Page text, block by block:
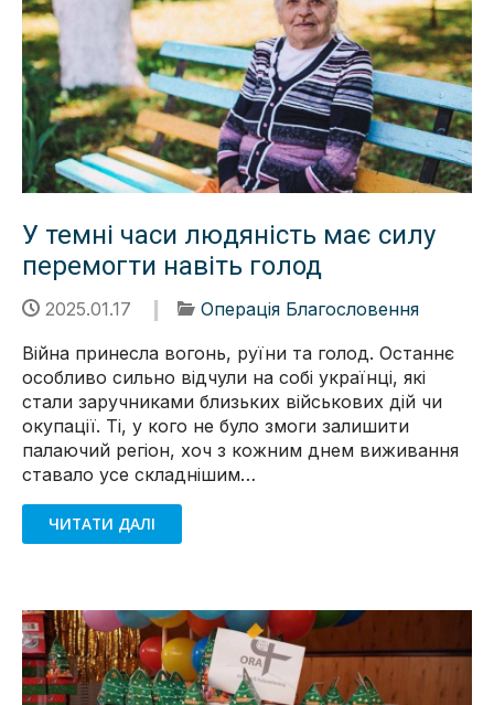
У темні часи людяність має силу
перемогти навіть голод
2025.01.17
Операція Благословення
Війна принесла вогонь, руїни та голод. Останнє
особливо сильно відчули на собі українці, які
стали заручниками близьких військових дій чи
окупації. Ті, у кого не було змоги залишити
палаючий регіон, хоч з кожним днем виживання
ставало усе складнішим…
ЧИТАТИ ДАЛІ